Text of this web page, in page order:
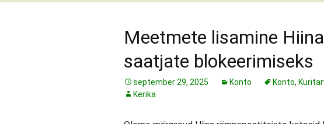
Meetmete lisamine
saatjate blokeerimiseks
september 29, 2025 Konto Konto,
Kerika